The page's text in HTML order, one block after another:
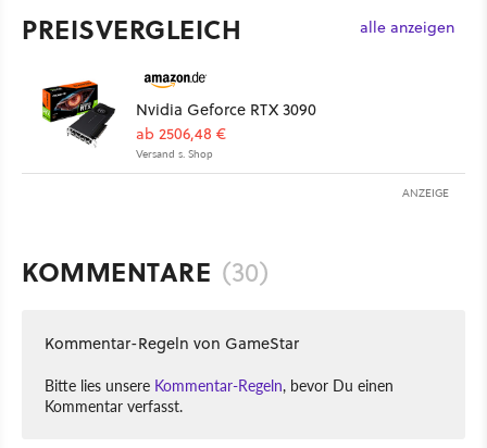
PREISVERGLEICH alle anzeigen
Nvidia Geforce RTX 3090
ab 2506,48 €
Versand s. Shop
ANZEIGE
KOMMENTARE (30)
Kommentar-Regeln von GameStar
Bitte lies unsere Kommentar-Regeln, bevor Du einen
Kommentar verfasst.